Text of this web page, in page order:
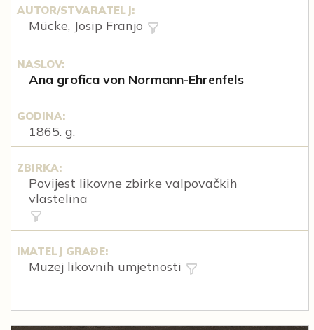
AUTOR/STVARATELJ:
Mücke, Josip Franjo
NASLOV:
Ana grofica von Normann-Ehrenfels
GODINA:
1865. g.
ZBIRKA:
Povijest likovne zbirke valpovačkih
vlastelina
IMATELJ GRAĐE:
Muzej likovnih umjetnosti